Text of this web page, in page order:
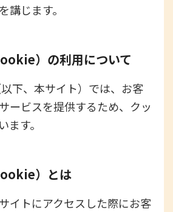
講じます。
）の利用について
下、本サイト）では、お客
ービスを提供するため、クッ
ます。
）とは
イトにアクセスした際にお客